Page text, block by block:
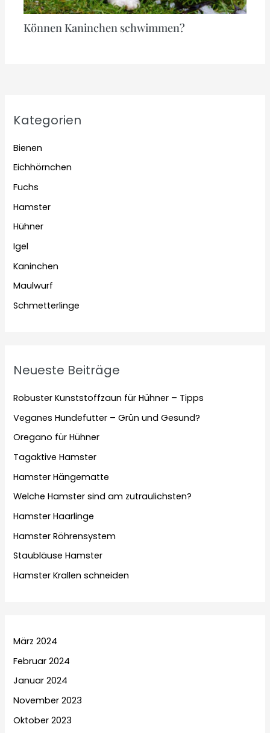
Können Kaninchen schwimmen?
Kategorien
Bienen
Eichhörnchen
Fuchs
Hamster
Hühner
Igel
Kaninchen
Maulwurf
Schmetterlinge
Neueste Beiträge
Robuster Kunststoffzaun für Hühner – Tipps
Veganes Hundefutter – Grün und Gesund?
Oregano für Hühner
Tagaktive Hamster
Hamster Hängematte
Welche Hamster sind am zutraulichsten?
Hamster Haarlinge
Hamster Röhrensystem
Staubläuse Hamster
Hamster Krallen schneiden
März 2024
Februar 2024
Januar 2024
November 2023
Oktober 2023